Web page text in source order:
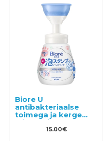
Biore U
antibakteriaalse
toimega ja kerge
tsitruselise lõhnaga
vedel käteseep-vaht
15.00€